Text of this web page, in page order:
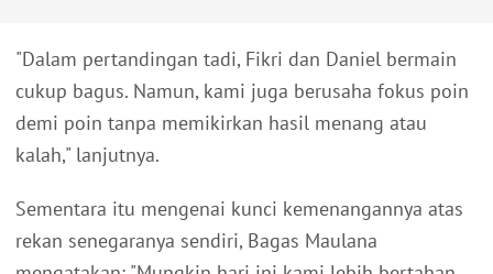
"Dalam pertandingan tadi, Fikri dan Daniel bermain
cukup bagus. Namun, kami juga berusaha fokus poin
demi poin tanpa memikirkan hasil menang atau
kalah," lanjutnya.
Sementara itu mengenai kunci kemenangannya atas
rekan senegaranya sendiri, Bagas Maulana